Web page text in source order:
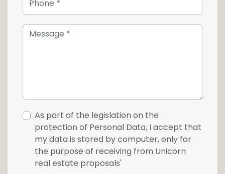
As part of the legislation on the
protection of Personal Data, I accept that
my data is stored by computer, only for
the purpose of receiving from Unicorn
real estate proposals'